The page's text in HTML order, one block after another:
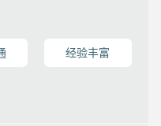
经验丰富